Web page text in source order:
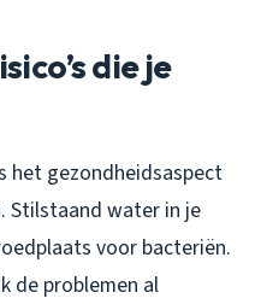
die je
het gezondheidsaspect
Stilstaand water in je
voor bacteriën.
de problemen al